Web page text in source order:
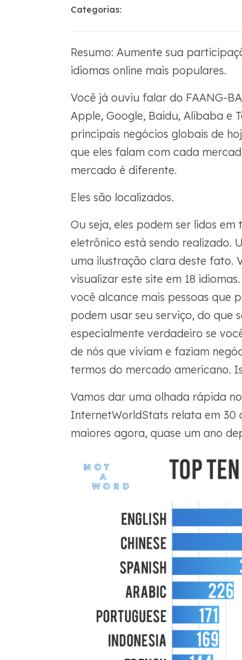
Categorias:
Resumo: Aumente sua
idiomas online mais populares.
Você já ouviu falar do FAANG-
Apple, Google, Baidu, Alibaba e
principais negócios globais de
que eles falam com cada
mercado é diferente.
Eles são localizados.
Ou seja, eles podem ser lidos
eletrônico está sendo realizado.
uma ilustração clara deste fato.
visualizar este site em 18
você alcance mais pessoas que
podem usar seu serviço, do que
especialmente verdadeiro se
de nós que viviam e faziam
termos do mercado americano.
Vamos dar uma olhada rápida
InternetWorldStats relata em 30
maiores agora, quase um ano